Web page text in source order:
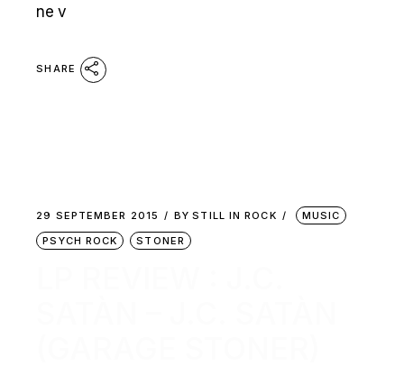
ne v
SHARE
29 SEPTEMBER 2015 BY STILL IN ROCK
MUSIC
PSYCH ROCK
STONER